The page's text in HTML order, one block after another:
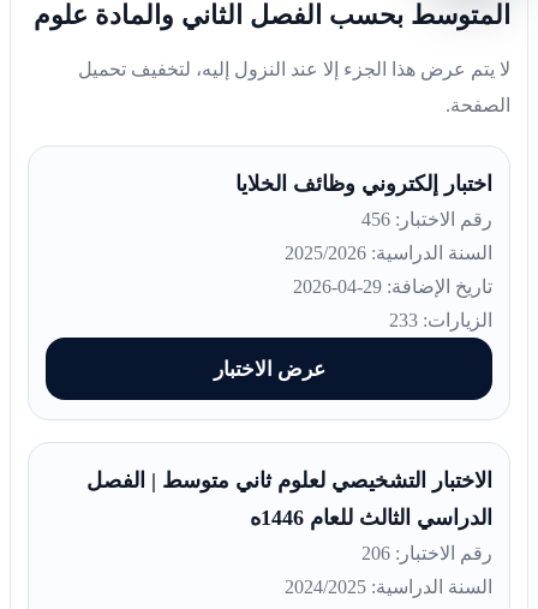
المتوسط بحسب الفصل الثاني والمادة علوم
لا يتم عرض هذا الجزء إلا عند النزول إليه، لتخفيف تحميل
الصفحة.
اختبار إلكتروني وظائف الخلايا
رقم الاختبار: 456
السنة الدراسية: 2025/2026
تاريخ الإضافة: 29-04-2026
الزيارات: 233
عرض الاختبار
الاختبار التشخيصي لعلوم ثاني متوسط | الفصل
الدراسي الثالث للعام 1446ه
رقم الاختبار: 206
السنة الدراسية: 2024/2025